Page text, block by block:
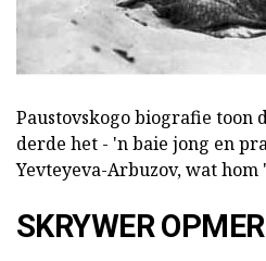
Paustovskogo biografie toon
derde het - 'n baie jong en
Yevteyeva-Arbuzov, wat hom
SKRYWER